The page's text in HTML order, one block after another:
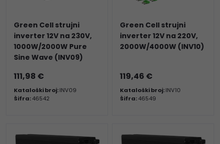
Green Cell strujni
inverter 12V na 230V,
1000W/2000W Pure
Sine Wave (INV09)
111,98 €
Kataloški broj:INV09
Šifra:46542
Green Cell strujni
inverter 12V na 220V,
2000W/4000W (INV10)
119,46 €
Kataloški broj:INV10
Šifra:46549